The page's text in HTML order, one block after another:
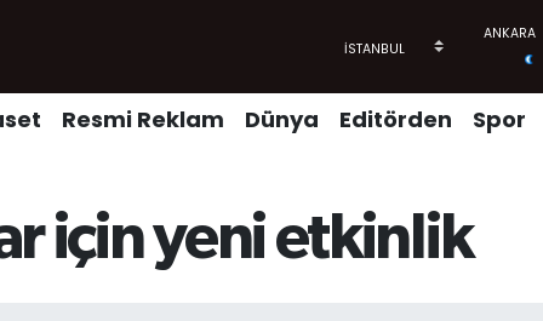
Resmi Reklam Dünya Editörden Spor
için yeni etkinlik